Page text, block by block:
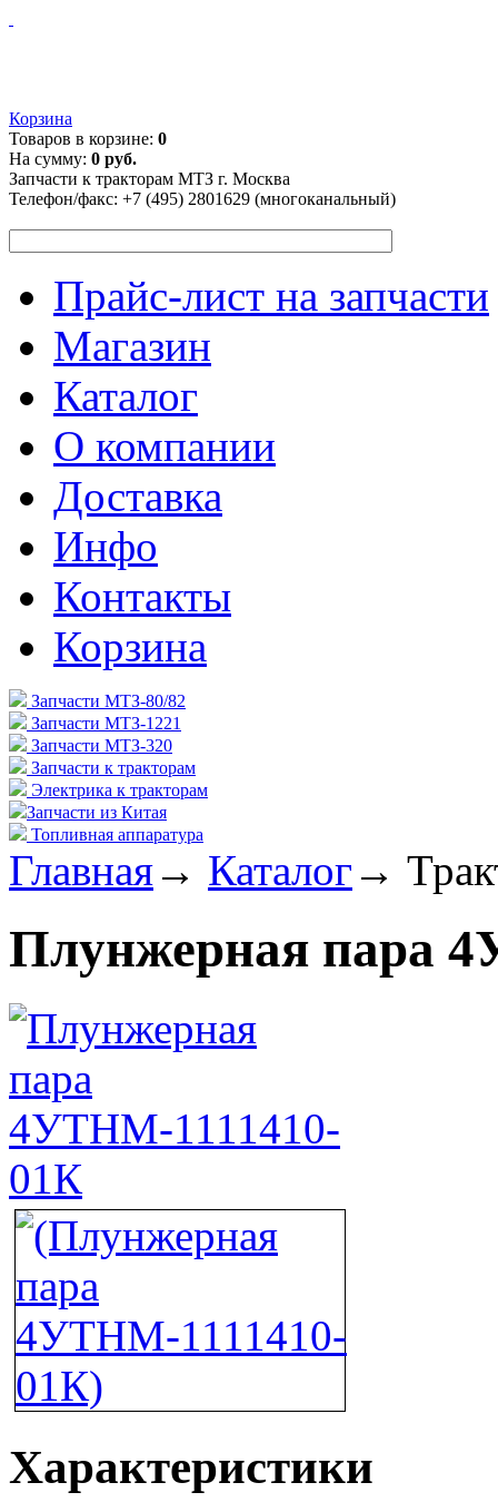
Корзина
Товаров в корзине: 0
На сумму: 0 руб.
Запчасти к тракторам МТЗ г. Москва
Телефон/факс: +7 (495) 2801629 (многоканальный)
Прайс-лист на запчасти
Магазин
Каталог
О компании
Доставка
Инфо
Контакты
Корзина
Запчасти МТЗ-80/82
Запчасти МТЗ-1221
Запчасти МТЗ-320
Запчасти к тракторам
Электрика к тракторам
Запчасти из Китая
Топливная аппаратура
Главная→ Каталог →
Плунжерная пара
Характеристики